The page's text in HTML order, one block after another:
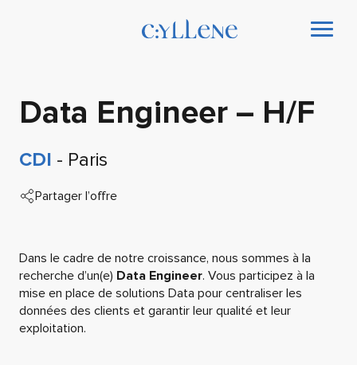
Data Engineer – H/F
CDI - Paris
Partager l’offre
Dans le cadre de notre croissance, nous sommes à la
recherche d’un(e) Data Engineer. Vous participez à la
mise en place de solutions Data pour centraliser les
données des clients et garantir leur qualité et leur
exploitation.